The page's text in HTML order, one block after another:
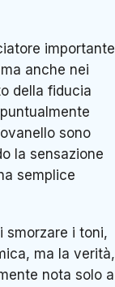
importante
anche nei
della fiducia
sono
la sensazione
semplice
smorzare i toni,
ma la verità,
nota solo